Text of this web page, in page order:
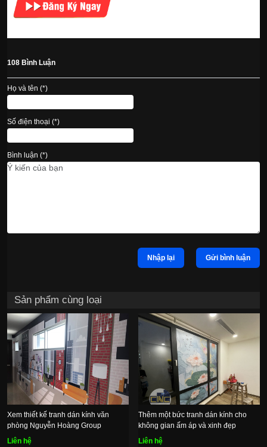
108 Bình Luận
Họ và tên (*)
Số điện thoại (*)
Bình luận (*)
Nhập lại Gửi bình luận
Sản phẩm cùng loại
Xem thiết kế tranh dán kính văn
phòng Nguyễn Hoàng Group
Liên hệ
Thêm một bức tranh dán kính cho
không gian ấm áp và xinh đẹp
Liên hệ